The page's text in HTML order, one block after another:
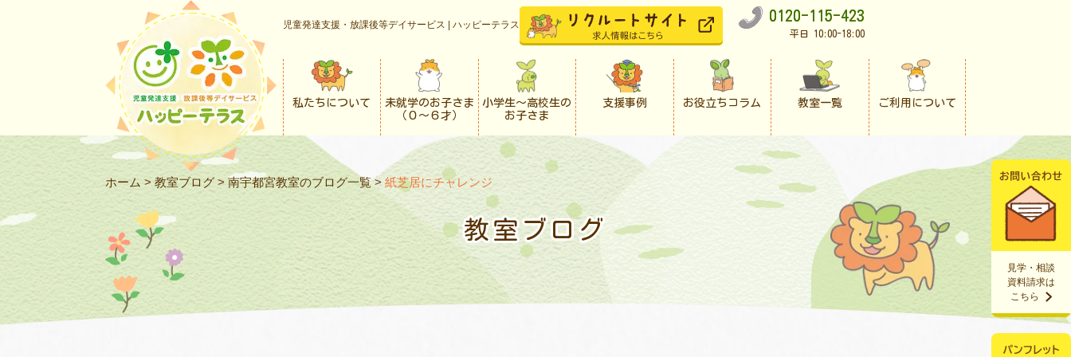
児童発達支援・放課後等デイサービス | ハッピーテラス
0120-115-423
平日 10:00-18:00
私たちについて
未就学のお子さま
（０〜６才）
小学生〜高校生の
お子さま
支援事例 お役立ちコラム 教室一覧 ご利用について
見学・相談
資料請求は
こちら
ホーム > 教室ブログ > 南宇都宮教室のブログ一覧> 紙芝居にチャレンジ
教室ブログ